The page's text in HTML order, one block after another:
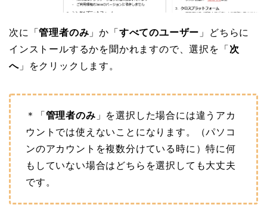
次に「管理者のみ 」か「 すべてのユーザー 」どちらに
インストールするかを聞かれますので、選択を「 次
へ」をクリックします。
＊「 管理者のみ 」を選択した場合には違うアカ
ウントでは使えないことになります。（パソコ
ンのアカウントを複数分けている時に）特に何
もしていない場合はどちらを選択しても大丈夫
です。